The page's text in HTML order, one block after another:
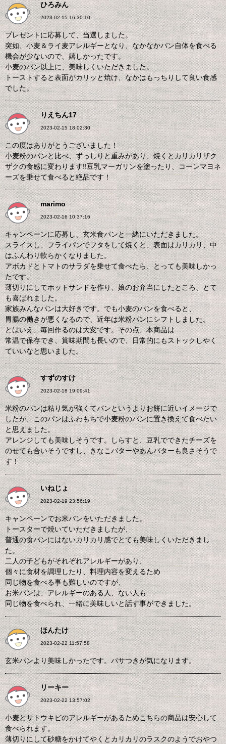
ひろみん
2023-02-15 16:30:10
プレゼントに応募して、当選しました。
突如、小麦＆ライ麦アレルギーとなり、なかなかパン自体を食べる
機会が少ないので、嬉しかったです。
小麦のパン以上に、美味しくいただきました。
トーストすると表面がカリッと焼け、なかはもっちりして良い食感
でした。
りえちん17
2023-02-15 18:02:30
この度はありがとうございました！
小麦粉のパンと比べ、ずっしりと重みがあり、焼くとカリカリザク
ザクの食感に変わります!!豆乳マーガリンを塗ったり、コーンマヨネ
ーズを乗せて食べると絶品です！
marimo
2023-02-16 10:37:16
キャンペーンに応募し、玄米食パンと一緒にいただきました。
スライスし、フライパンでフタをして焼くと、表面はカリカリ、中
はふんわり軟らかくなりました。
アボカドとトマトのサラダを乗せて食べたら、とっても美味しかっ
たです。
薄切りにしてホットサンドを作り、娘のお弁当にしたところ、とて
も喜ばれました。
家族みんなパンは大好きです。でも小麦のパンを食べると、
胃腸の働きが悪くなるので、近年は米粉パンにシフトしました。
とはいえ、毎回作るのは大変です。その点、本商品は
常温で保存でき、賞味期間も長いので、日常的にもストックしやく
ていいなと思いました。
すずのすけ
2023-02-18 19:09:41
米粉のパンは粘り気が強くてパンというよりお餅に近いイメージで
したが、このパンはふわもちで小麦粉のパンに置き換えて食べたい
と思えました。
アレンジしても美味しそうです。しらすと、豆乳でできたチーズを
のせても合いそうですし、きなこバターやあんバターも良さそうで
す！
いねじょ
2023-02-19 23:56:19
キャンペーンでお米パンをいただきました。
トースターで焼いていただきましたが、
普通の食パンにはないカリカリ感でとても美味しくいただきまし
た。
二人の子どもがそれぞれアレルギーがあり、
個々に食材を調理したり、料理内容を変えるため
同じ物を食べる事も難しいのですが、
お米パンは、アレルギーのある人、ない人も
同じ物を食べられ、一緒に美味しいと話す事ができました。
ほんたけ
2023-02-22 11:57:58
玄米パンより美味しかったです。パサつきが気になります。
リーキー
2023-02-22 13:57:02
小麦とサトウキビのアレルギーがあるためこちらの商品は安心して
食べられます。
薄切りにして砂糖をかけてやくとカリカリのラスクのようでおやつ